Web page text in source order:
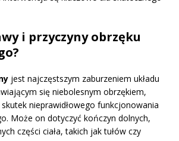
i przyczyny obrzęku
jest najczęstszym zaburzeniem układu
się niebolesnym obrzękiem,
nieprawidłowego funkcjonowania
Może on dotyczyć kończyn dolnych,
części ciała, takich jak tułów czy